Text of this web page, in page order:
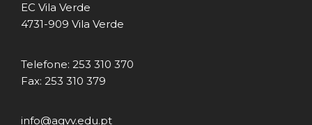
EC Vila Verde
4731-909 Vila Verde
Telefone: 253 310 370
Fax: 253 310 379
info@agvv.edu.pt